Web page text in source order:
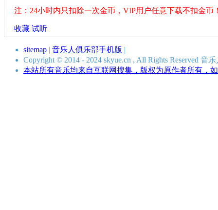
注：24小时内只扣除一次金币，VIP用户任意下载不扣金币
收藏 试听
sitemap | 音乐人俱乐部手机版 |
Copyright © 2014 - 2024 skyue.cn , All Rights Reserved 音
本站所有音乐均来自互联网搜集，版权为原作者所有，